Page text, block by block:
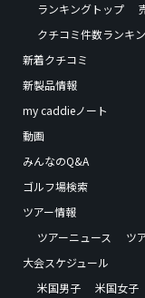
ランキングトップ
クチコミ件数ランキ
新着クチコミ
新製品情報
my caddieノート
動画
みんなのQ&A
ゴルフ場検索
ツアー情報
ツアーニュース
ツ
大会スケジュール
米国男子
米国女子